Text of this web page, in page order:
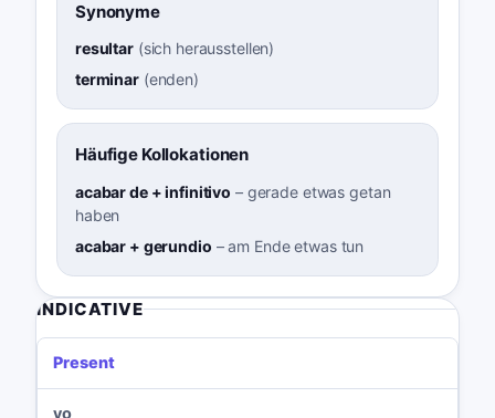
Synonyme
resultar(sich herausstellen)
terminar(enden)
Häufige Kollokationen
acabar de + infinitivo – gerade etwas getan
haben
acabar + gerundio –am Ende etwas tun
INDICATIVE
Present
yo